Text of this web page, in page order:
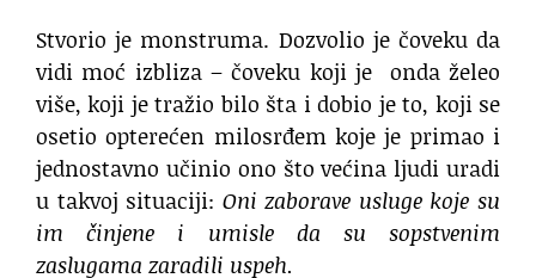
Stvorio je monstruma. Dozvolio je čoveku da
vidi moć izbliza – čoveku koji je onda želeo
više, koji je tražio bilo šta i dobio je to, koji se
osetio opterećen milosrđem koje je primao i
jednostavno učinio ono što većina ljudi uradi
u takvoj situaciji: Oni zaborave usluge koje su
im činjene i umisle da su sopstvenim
zaslugama zaradili uspeh.